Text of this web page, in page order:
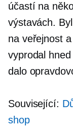
účastí na
výstavách.
na veřejnost
vyprodal
dalo
Související:
shop